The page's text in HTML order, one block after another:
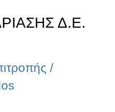
Δ.Ε.
/